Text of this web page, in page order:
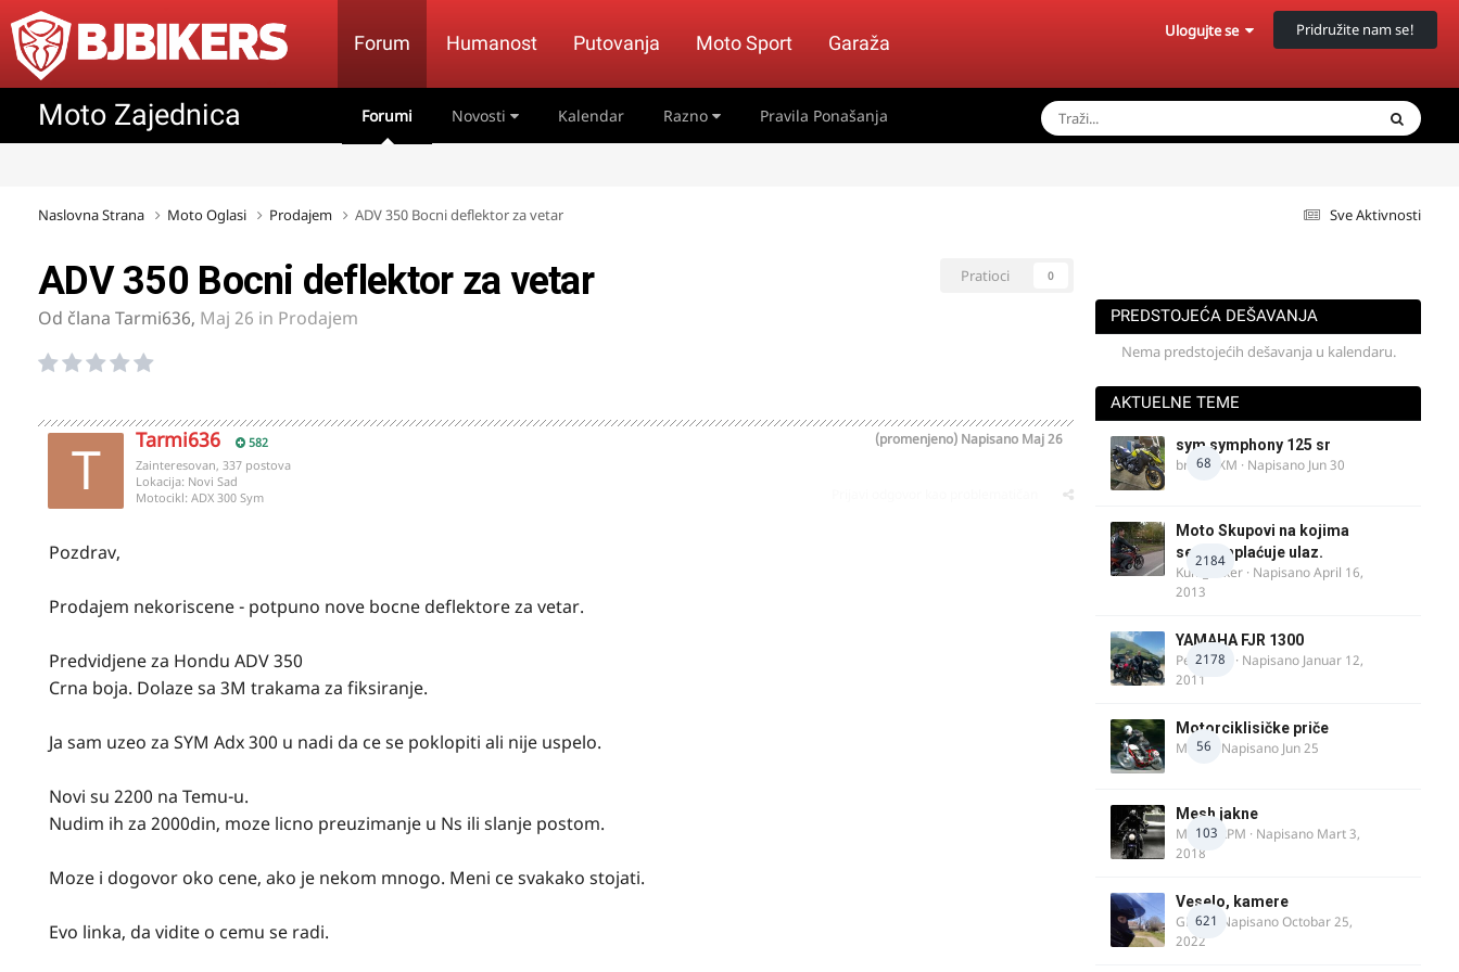
Forum Humanost Putovanja Moto Sport Garaža
Ulogujte se Pridružite nam se!
Moto Zajednica Forumi Novosti Kalendar Razno Pravila Ponašanja
Sve Aktivnosti
Naslovna Strana Moto Oglasi Prodajem ADV 350 Bocni deflektor za vetar
Pratioci 0
ADV 350 Bocni deflektor za vetar
Od člana Tarmi636, Maj 26 in Prodajem
Tarmi636 582 Napisano Maj 26
(promenjeno)
Zainteresovan, 337 postova
Lokacija: Novi Sad
Motocikl: ADX 300 Sym
Pozdrav,
Prodajem nekoriscene - potpuno nove bocne deflektore za vetar.
Predvidjene za Hondu ADV 350
Crna boja. Dolaze sa 3M trakama za fiksiranje.
Ja sam uzeo za SYM Adx 300 u nadi da ce se poklopiti ali nije uspelo.
Novi su 2200 na Temu-u.
Nudim ih za 2000din, moze licno preuzimanje u Ns ili slanje postom.
Moze i dogovor oko cene, ako je nekom mnogo. Meni ce svakako stojati.
Evo linka, da vidite o cemu se radi.
PREDSTOJEĆA DEŠAVANJA
Nema predstojećih dešavanja u kalendaru.
AKTUELNE TEME
68
sym symphony 125 sr
brankoXM · Napisano Jun 30
2184
Moto Skupovi na kojima
se ne naplaćuje ulaz.
Kum_Mixer · NapisanoApril 16,
2013
2178
YAMAHA FJR 1300
Petartdm · Napisano Januar 12,
2011
56
Motorciklisičke priče
MIHO · Napisano Jun 25
103
Mesh jakne
MostarRPM · Napisano Mart 3,
2018
621
Veselo, kamere
GR 46· NapisanoOctobar 25,
2022